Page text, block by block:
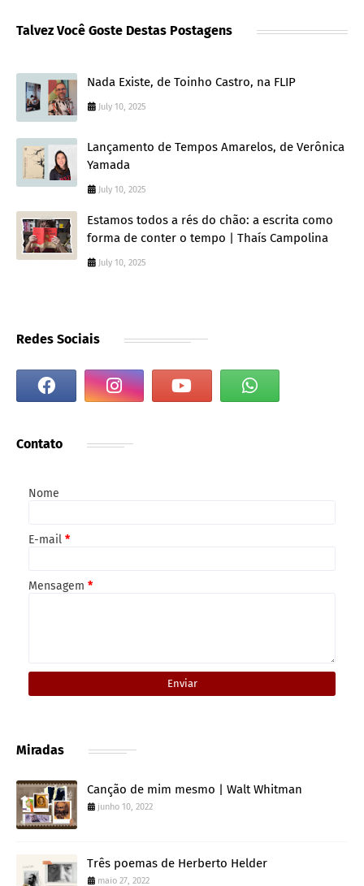
Talvez Você Goste Destas Postagens
Nada Existe, de Toinho Castro, na FLIP
July 10, 2025
Lançamento de Tempos Amarelos, de Verônica
Yamada
July 10, 2025
Estamos todos a rés do chão: a escrita como
forma de conter o tempo | Thaís Campolina
July 10, 2025
Redes Sociais
Contato
Nome
E-mail *
Mensagem *
Miradas
Canção de mim mesmo | Walt Whitman
junho 10, 2022
Três poemas de Herberto Helder
maio 27, 2022